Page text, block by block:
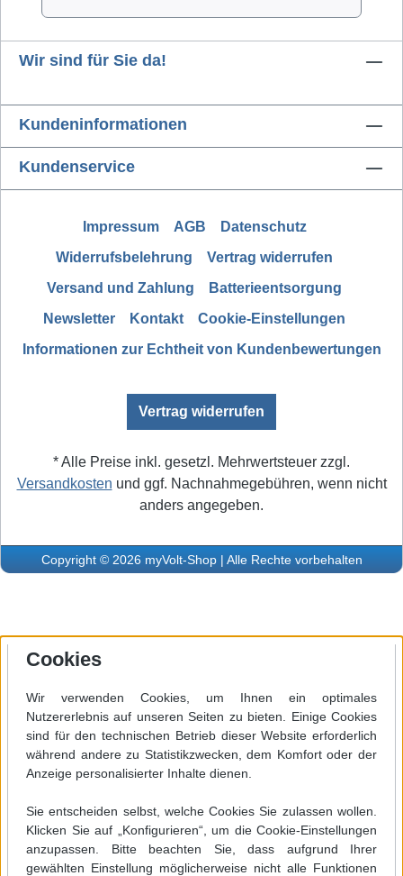
Wir sind für Sie da!
Kundeninformationen
Kundenservice
Impressum AGB
Datenschutz
Widerrufsbelehrung
Vertrag widerrufen
Versand und Zahlung
Batterieentsorgung
Newsletter
Kontakt
Cookie-Einstellungen
Informationen zur Echtheit von Kundenbewertungen
Vertrag widerrufen
* Alle Preise inkl. gesetzl. Mehrwertsteuer zzgl.
Versandkosten und ggf. Nachnahmegebühren, wenn nicht
anders angegeben.
Copyright © 2026 myVolt-Shop | Alle Rechte vorbehalten
Cookies
Wir verwenden Cookies, um Ihnen ein optimales
Nutzererlebnis auf unseren Seiten zu bieten. Einige Cookies
sind für den technischen Betrieb dieser Website erforderlich
während andere zu Statistikzwecken, dem Komfort oder der
Anzeige personalisierter Inhalte dienen.
Sie entscheiden selbst, welche Cookies Sie zulassen wollen.
Klicken Sie auf „Konfigurieren“, um die Cookie-Einstellungen
anzupassen. Bitte beachten Sie, dass aufgrund Ihrer
gewählten Einstellung möglicherweise nicht alle Funktionen